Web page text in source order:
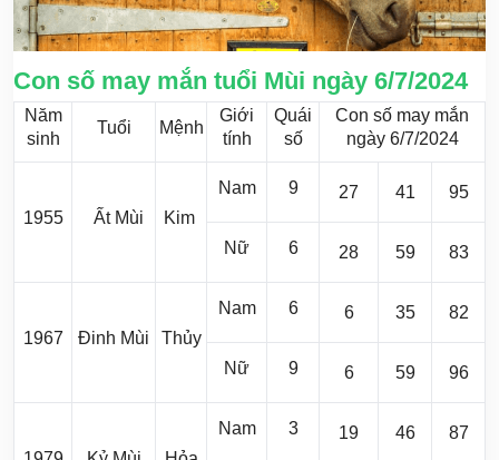
Con số may mắn tuổi Mùi ngày 6/7/2024
Năm
sinh
Tuổi Mệnh
Giới
tính
Quái
số
Con số may mắn
ngày 6/7/2024
1955 Ất Mùi Kim
Nam 9 27 41 95
Nữ 6 28 59 83
1967 Đinh Mùi Thủy
Nam 6 6 35 82
Nữ 9 6 59 96
Nam 3 19 46 87